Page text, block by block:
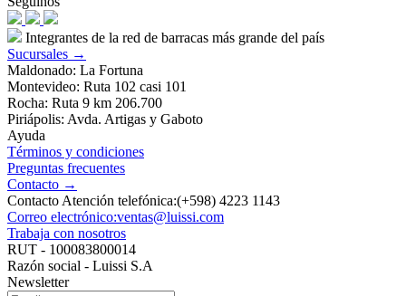
Integrantes de la red de barracas más grande del país
Sucursales →
Maldonado: La Fortuna
Montevideo: Ruta 102 casi 101
Rocha: Ruta 9 km 206.700
Piriápolis: Avda. Artigas y Gaboto
Ayuda
Términos y condiciones
Preguntas frecuentes
Contacto →
Contacto Atención telefónica:(+598) 4223 1143
Correo electrónico:ventas@luissi.com
Trabaja con nosotros
RUT - 100083800014
Razón social - Luissi S.A
Newsletter